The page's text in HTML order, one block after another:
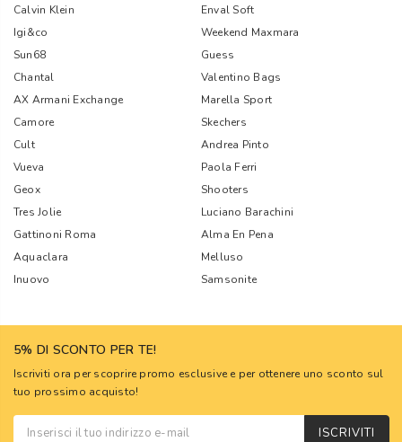
Calvin Klein
Enval Soft
Igi&co
Weekend Maxmara
Sun68
Guess
Chantal
Valentino Bags
AX Armani Exchange
Marella Sport
Camore
Skechers
Cult
Andrea Pinto
Vueva
Paola Ferri
Geox
Shooters
Tres Jolie
Luciano Barachini
Gattinoni Roma
Alma En Pena
Aquaclara
Melluso
Inuovo
Samsonite
5% DI SCONTO PER TE!
Iscriviti ora per scoprire promo esclusive e per ottenere uno sconto sul
tuo prossimo acquisto!
ISCRIVITI